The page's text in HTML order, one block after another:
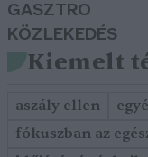
GASZTRO
KÖZLEKEDÉS
Kiemelt
aszály ellen
fókuszban az